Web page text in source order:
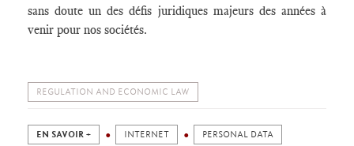
sans doute un des défis juridiques majeurs des années à
venir pour nos sociétés.
REGULATION AND ECONOMIC LAW
EN SAVOIR + INTERNET PERSONAL DATA